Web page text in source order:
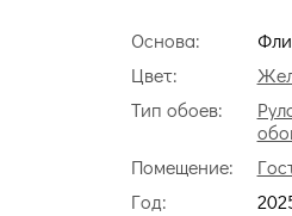
Основа:
Цвет:
Тип обоев:
Помещение:
Год: